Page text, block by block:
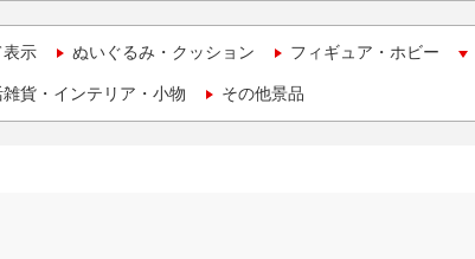
表示 ぬいぐるみ・クッション フィギュア・ホビー
貨・インテリア・小物 その他景品